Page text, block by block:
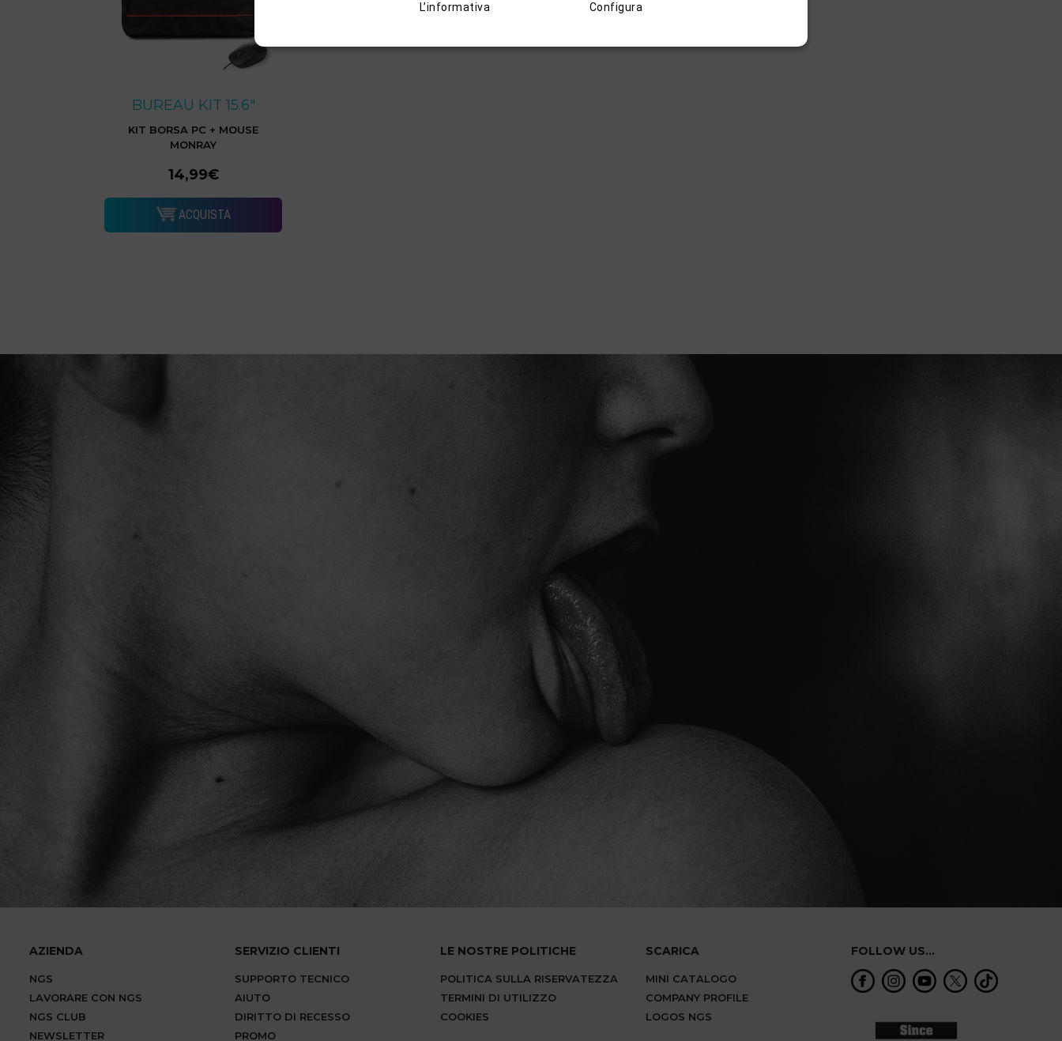
BUREAU KIT 15.6"
KIT BORSA PC + MOUSE
MONRAY
14,99€
ACQUISTA
AZIENDA
NGS
LAVORARE CON NGS
NGS CLUB
NEWSLETTER
SERVIZIO CLIENTI
SUPPORTO TECNICO
AIUTO
DIRITTO DI RECESSO
PROMO
LE NOSTRE POLITICHE
POLITICA SULLA RISERVATEZZA
TERMINI DI UTILIZZO
COOKIES
SCARICA
MINI CATALOGO
COMPANY PROFILE
LOGOS NGS
FOLLOW US...
L’informativa Configura